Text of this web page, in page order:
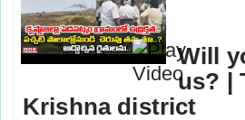
Will
us? |
Krishna district